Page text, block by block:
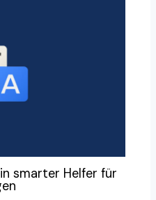
smarter Helfer für